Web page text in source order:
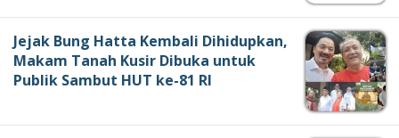
Jejak Bung Hatta Kembali Dihidupkan,
Makam Tanah Kusir Dibuka untuk
Publik Sambut HUT ke-81 RI